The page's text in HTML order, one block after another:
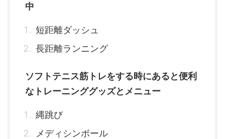
中
短距離ダッシュ
長距離ランニング
ソフトテニス筋トレをする時にあると便利
なトレーニンググッズとメニュー
縄跳び
メディシンボール